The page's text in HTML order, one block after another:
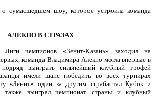
сумасшедшем шоу, которое устроила команда
АЛЕКНО В СТРАЗАХ
чемпионов «Зенит-Казань» заходил на
команда Владимира Алекно могла впервые в
выиграть сильнейший клубный трофей
имели шанс победить во всех турнирах
«Зенит» один за другим сграбастал Кубок и
также выиграл чемпионат страны и клубный